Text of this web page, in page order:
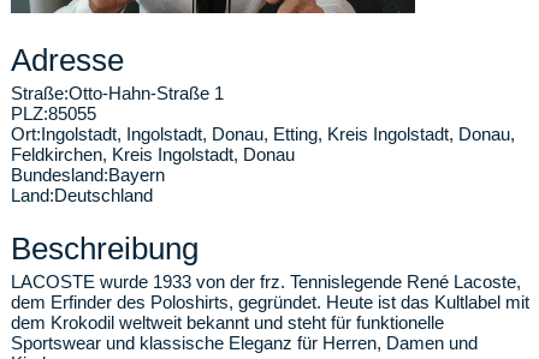
Adresse
Straße:Otto-Hahn-Straße 1
PLZ:85055
Ort:Ingolstadt, Ingolstadt, Donau, Etting, Kreis Ingolstadt, Donau,
Feldkirchen, Kreis Ingolstadt, Donau
Bundesland:Bayern
Land:Deutschland
Beschreibung
LACOSTE wurde 1933 von der frz. Tennislegende René Lacoste,
dem Erfinder des Poloshirts, gegründet. Heute ist das Kultlabel mit
dem Krokodil weltweit bekannt und steht für funktionelle
Sportswear und klassische Eleganz für Herren, Damen und